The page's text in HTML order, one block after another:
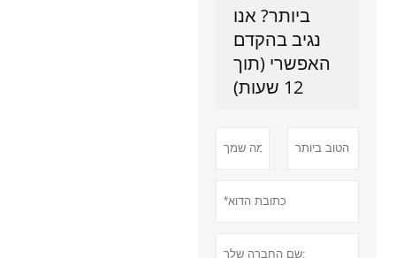
ביותר? אנו
נגיב בהקדם
האפשרי (תוך
12 שעות)